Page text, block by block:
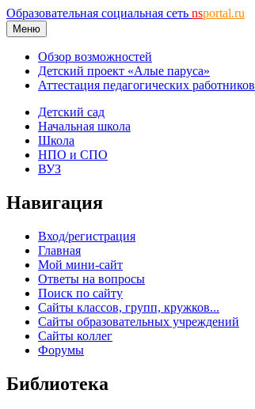
Образовательная социальная сеть nsportal.ru
Меню
Обзор возможностей
Детский проект «Алые паруса»
Аттестация педагогических работников
Детский сад
Начальная школа
Школа
НПО и СПО
ВУЗ
Навигация
Вход/регистрация
Главная
Мой мини-сайт
Ответы на вопросы
Поиск по сайту
Сайты классов, групп, кружков...
Сайты образовательных учреждений
Сайты коллег
Форумы
Библиотека